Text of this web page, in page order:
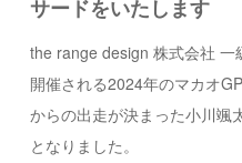
サードをいたします
the range design 株式会社
開催される2024年のマカオ
からの出走が決まった小川颯
となりました。